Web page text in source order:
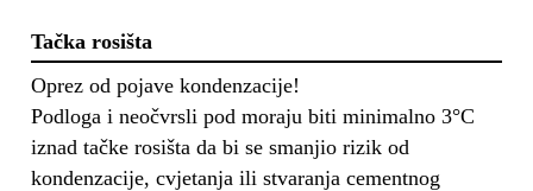
Tačka rosišta
Oprez od pojave kondenzacije!
Podloga i neočvrsli pod moraju biti minimalno 3°C
iznad tačke rosišta da bi se smanjio rizik od
kondenzacije, cvjetanja ili stvaranja cementnog